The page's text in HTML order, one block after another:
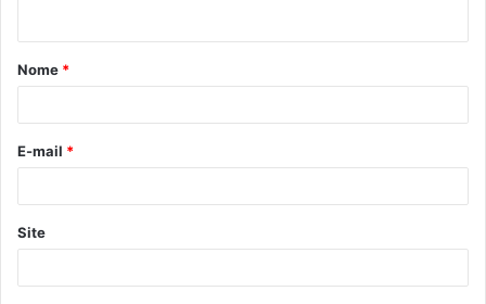
á
r
*
Nome *
E-mail *
Site